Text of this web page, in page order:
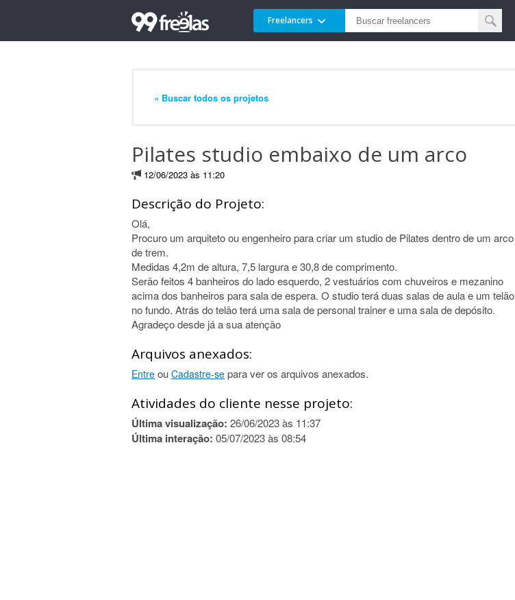
Freelancers
« Buscar todos os projetos
Pilates studio embaixo de um arco
12/06/2023 às 11:20
Descrição do Projeto:
Olá,
Procuro um arquiteto ou engenheiro para criar um studio de Pilates dentro de um arco
de trem.
Medidas 4,2m de altura, 7,5 largura e 30,8 de comprimento.
Serão feitos 4 banheiros do lado esquerdo, 2 vestuários com chuveiros e mezanino
acima dos banheiros para sala de espera. O studio terá duas salas de aula e um telão
no fundo. Atrás do telão terá uma sala de personal trainer e uma sala de depósito.
Agradeço desde já a sua atenção
Arquivos anexados:
Entre ou Cadastre-se para ver os arquivos anexados.
Atividades do cliente nesse projeto:
Última visualização: 26/06/2023 às 11:37
Última interação: 05/07/2023 às 08:54